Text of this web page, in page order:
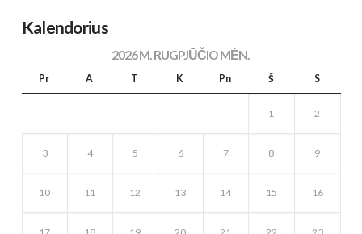
Kalendorius
2026 M. RUGPJŪČIO MĖN.
Pr A T K Pn Š S
1 2
3 4 5 6 7 8 9
10 11 12 13 14 15 16